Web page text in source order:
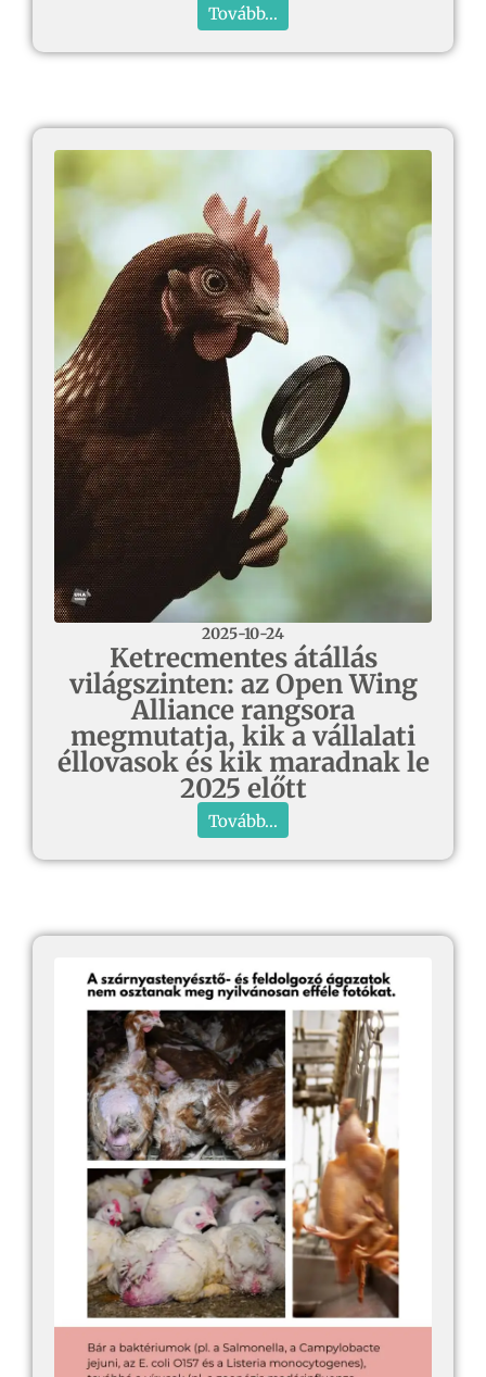
Tovább...
2025-10-24
Ketrecmentes átállás
világszinten: az Open Wing
Alliance rangsora
megmutatja, kik a vállalati
éllovasok és kik maradnak le
2025 előtt
Tovább...